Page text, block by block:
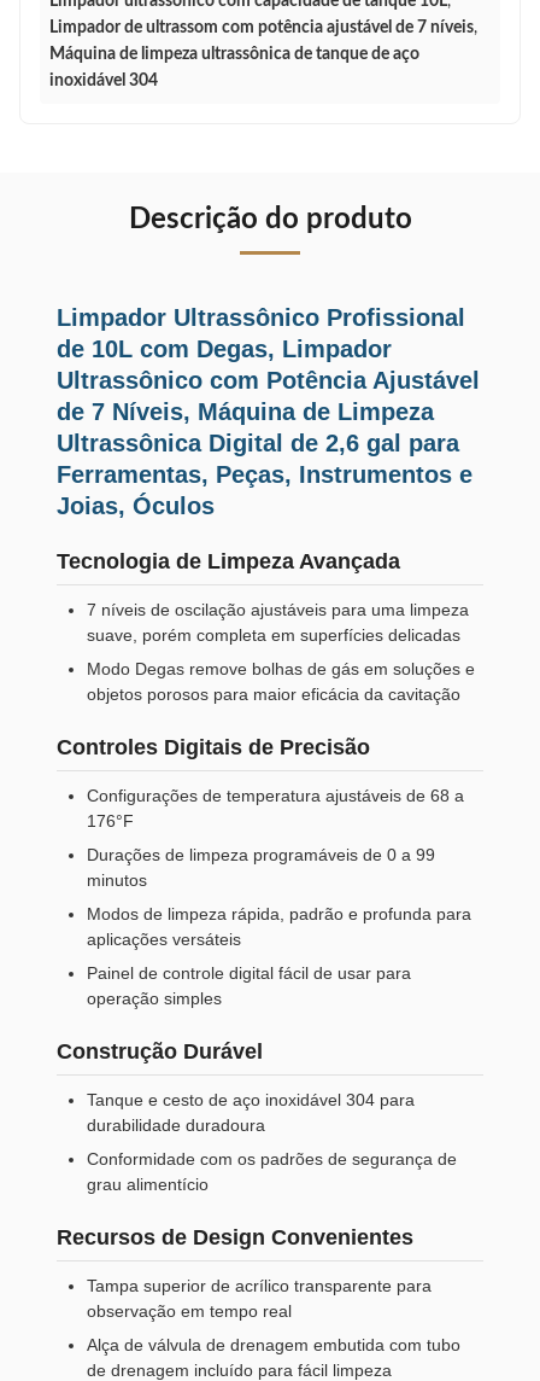
Limpador de ultrassom com potência ajustável de 7 níveis,
Máquina de limpeza ultrassônica de tanque de aço
inoxidável 304
Descrição do produto
Limpador Ultrassônico Profissional
de 10L com Degas, Limpador
Ultrassônico com Potência Ajustável
de 7 Níveis, Máquina de Limpeza
Ultrassônica Digital de 2,6 gal para
Ferramentas, Peças, Instrumentos e
Joias, Óculos
Tecnologia de Limpeza Avançada
7 níveis de oscilação ajustáveis para uma limpeza
suave, porém completa em superfícies delicadas
Modo Degas remove bolhas de gás em soluções e
objetos porosos para maior eficácia da cavitação
Controles Digitais de Precisão
Configurações de temperatura ajustáveis de 68 a
176°F
Durações de limpeza programáveis de 0 a 99
minutos
Modos de limpeza rápida, padrão e profunda para
aplicações versáteis
Painel de controle digital fácil de usar para
operação simples
Construção Durável
Tanque e cesto de aço inoxidável 304 para
durabilidade duradoura
Conformidade com os padrões de segurança de
grau alimentício
Recursos de Design Convenientes
Tampa superior de acrílico transparente para
observação em tempo real
Alça de válvula de drenagem embutida com tubo
de drenagem incluído para fácil limpeza